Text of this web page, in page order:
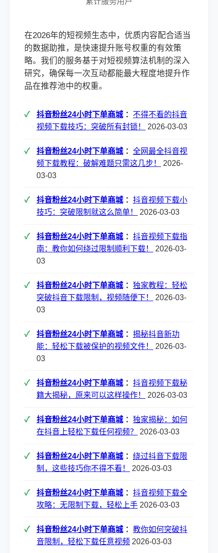
在2026年的短视频生态中，优质内容配合适当
的数据助推，是快速提升账号权重的有效策
略。我们的服务基于对短视频算法机制的深入
研究，确保每一次互动都能最大程度地提升作
品在推荐池中的权重。
抖音粉丝24小时下单商城： 不得不看的抖音
视频下载技巧：突破所有封锁！
2026-03-03
抖音粉丝24小时下单商城： 全网最全抖音视
频下载教程：破解难题只需这几步！
2026-
03-03
抖音粉丝24小时下单商城： 抖音视频下载小
技巧：突破限制就这么简单！
2026-03-03
抖音粉丝24小时下单商城： 抖音视频下载指
南：教你如何绕过限制顺利下载！
2026-03-
03
抖音粉丝24小时下单商城： 独家教程：轻松
突破抖音下载限制，视频随便下！
2026-03-
03
抖音粉丝24小时下单商城： 揭秘抖音新功
能：轻松下载被保护的视频文件！
2026-03-
03
抖音粉丝24小时下单商城： 抖音视频下载秘
籍大揭秘，原来可以这样操作！
2026-03-03
抖音粉丝24小时下单商城： 独家揭秘：如何
在抖音上轻松下载任何视频？
2026-03-03
抖音粉丝24小时下单商城： 绕过抖音下载限
制，这些技巧你不得不看！
2026-03-03
抖音粉丝24小时下单商城： 抖音视频下载全
攻略：无限制下载，轻松上手 2026-03-03
抖音粉丝24小时下单商城： 教你如何突破抖
音限制，轻松下载任意视频 2026-03-03